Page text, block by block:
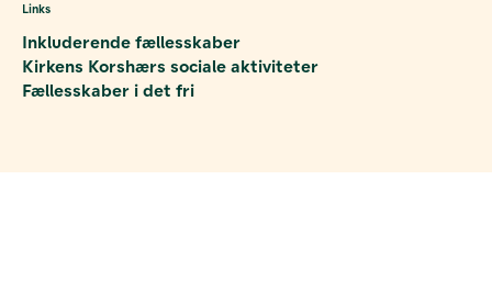
Links
Inkluderende fællesskaber
Kirkens Korshærs sociale aktiviteter
Fællesskaber i det fri